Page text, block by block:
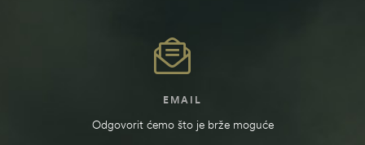
EMAIL
Odgovorit ćemo što je brže moguće